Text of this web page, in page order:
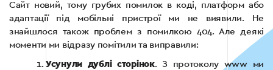
Сайт новий, тому грубих помилок в коді, платформ або
адаптації під мобільні пристрої ми не виявили. Не
знайшлося також проблем з помилкою 404. Але деякі
моменти ми відразу помітили та виправили:
Усунули дублі сторінок. З протоколу www ми